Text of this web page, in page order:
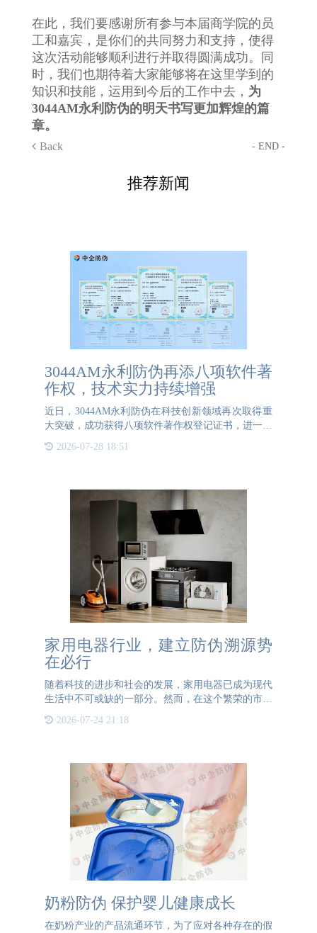
在此，我们要感谢所有参与本届商学院的员
工和嘉宾，是你们的共同努力和支持，使得
这次活动能够顺利进行并取得圆满成功。同
时，我们也期待着大家能够将在这里学到的
知识和技能，运用到今后的工作中去， 为
3044AM永利防伪的明天书写更加辉煌的篇
章。
Back - END -
推荐新闻
3044AM永利防伪再添八项软件著
作权，技术实力持续增强
近日，3044AM永利防伪在科技创新领域再次取得重
大突破，成功获得八项软件著作权登记证书，进一步
巩固了其在防伪溯源领域的领先地位。这一消息标志
着3044AM永利防伪在技术研发、知识产权保护和市
2026-07-28 18:51
家用电器行业，建立防伪溯源势
在必行
随着科技的进步和社会的发展，家用电器已成为现代
生活中不可或缺的一部分。然而，在这个繁荣的市场
者在享受高科技带来的便利的同时，也面临着被假货
2026-07-24 21:18
奶粉防伪 保护婴儿健康成长
在奶粉产业的产品流通环节，为了应对各种存在的假